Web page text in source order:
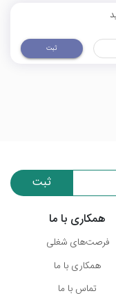
ثبت
ثبت
همکاری با ما
فرصت‌های شغلی
همکاری با ما
تماس با ما